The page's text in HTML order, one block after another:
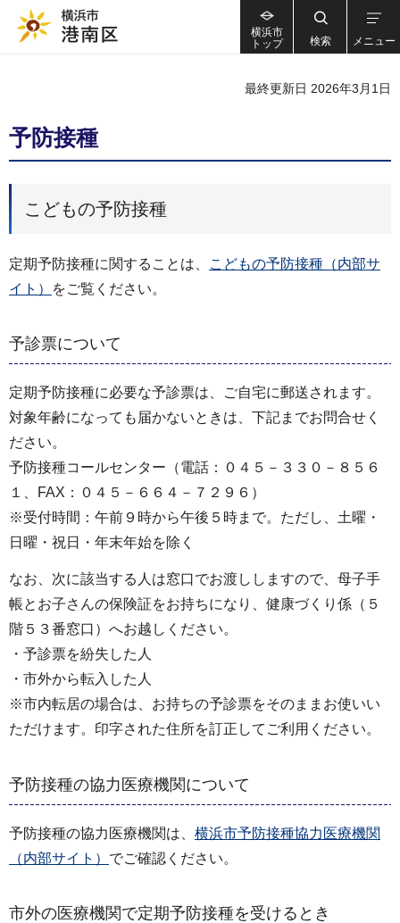
横浜市
トップ
検索 メニュー
最終更新日 2026年3月1日
予防接種
こどもの予防接種
定期予防接種に関することは、
こどもの予防接種（内部サ
イト）
をご覧ください。
予診票について
定期予防接種に必要な予診票は、ご自宅に郵送されます。
対象年齢になっても届かないときは、下記までお問合せく
ださい。
予防接種コールセンター（電話：０４５－３３０－８５６
１、FAX：０４５－６６４－７２９６）
※受付時間：午前９時から午後５時まで。ただし、土曜・
日曜・祝日・年末年始を除く
なお、次に該当する人は窓口でお渡ししますので、母子手
帳とお子さんの保険証をお持ちになり、健康づくり係（５
階５３番窓口）へお越しください。
・予診票を紛失した人
・市外から転入した人
※市内転居の場合は、お持ちの予診票をそのままお使いい
ただけます。印字された住所を訂正してご利用ください。
予防接種の協力医療機関について
予防接種の協力医療機関は、 横浜市予防接種協力医療機関
（内部サイト） でご確認ください。
市外の医療機関で定期予防接種を受けるとき